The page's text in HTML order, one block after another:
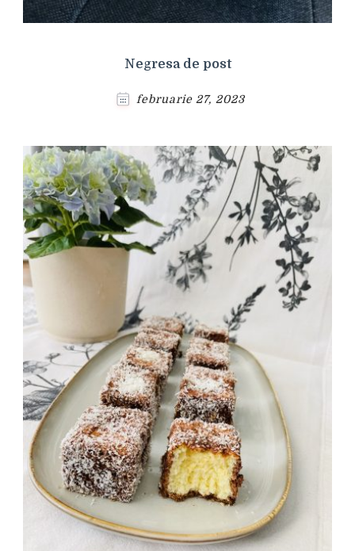
Negresa de post
februarie 27, 2023